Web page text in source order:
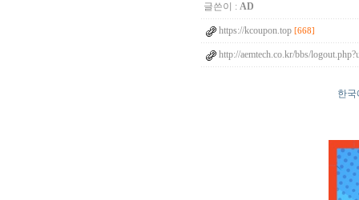
글쓴이 : AD
https://kcoupon.top [668]
http://aemtech.co.kr/bbs/
한